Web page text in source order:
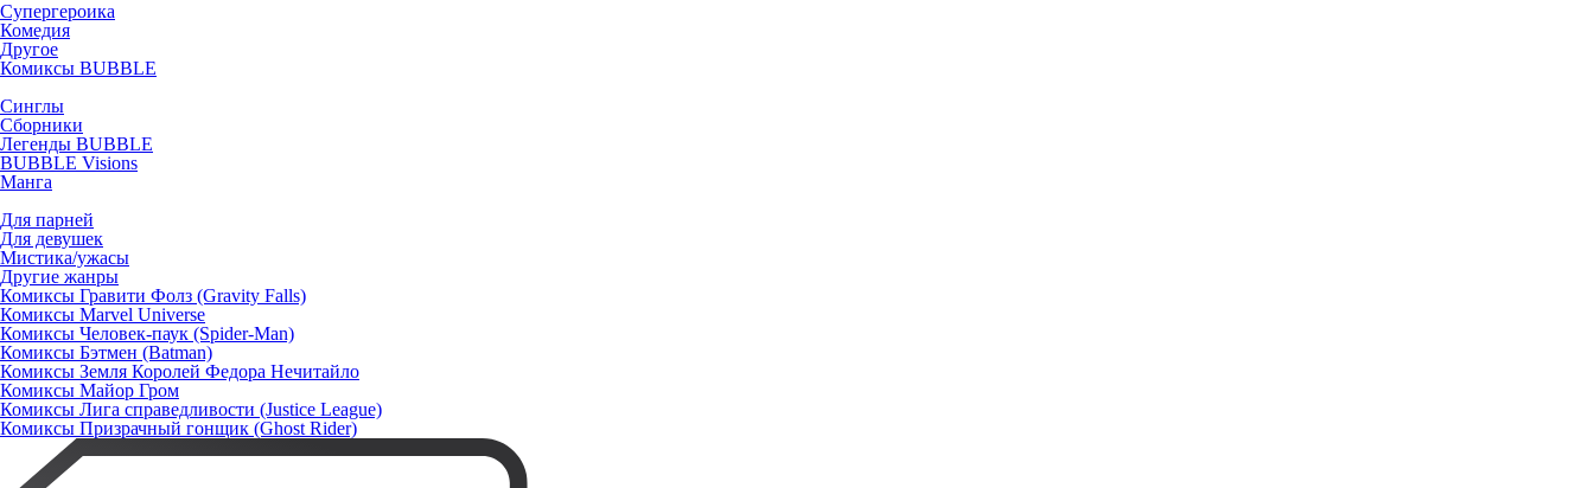
Супергероика
Комедия
Другое
Комиксы BUBBLE
Синглы
Сборники
Легенды BUBBLE
BUBBLE Visions
Манга
Для парней
Для девушек
Мистика/ужасы
Другие жанры
Комиксы Гравити Фолз (Gravity Falls)
Комиксы Marvel Universe
Комиксы Человек-паук (Spider-Man)
Комиксы Бэтмен (Batman)
Комиксы Земля Королей Федора Нечитайло
Комиксы Майор Гром
Комиксы Лига справедливости (Justice League)
Комиксы Призрачный гонщик (Ghost Rider)